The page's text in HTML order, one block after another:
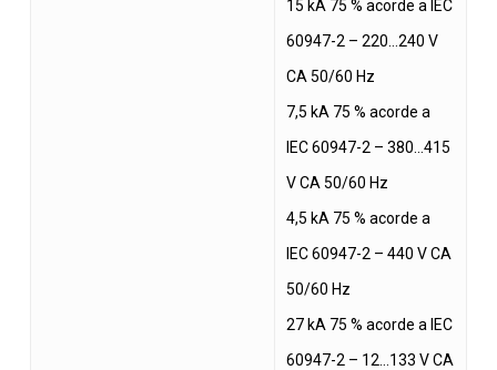
15 kA 75 % acorde a IEC
60947-2 – 220…240 V
CA 50/60 Hz
7,5 kA 75 % acorde a
IEC 60947-2 – 380…415
V CA 50/60 Hz
4,5 kA 75 % acorde a
IEC 60947-2 – 440 V CA
50/60 Hz
27 kA 75 % acorde a IEC
60947-2 – 12…133 V CA